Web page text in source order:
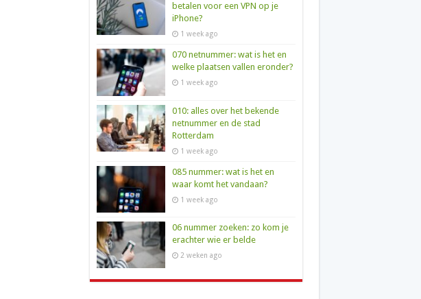
betalen voor een VPN op je
iPhone?
1 week ago
070 netnummer: wat is het en
welke plaatsen vallen eronder?
1 week ago
010: alles over het bekende
netnummer en de stad
Rotterdam
1 week ago
085 nummer: wat is het en
waar komt het vandaan?
1 week ago
06 nummer zoeken: zo kom je
erachter wie er belde
2 weken ago